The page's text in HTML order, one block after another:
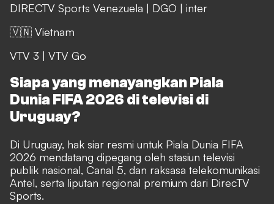
DIRECTV Sports Venezuela | DGO | inter
🇻🇳 Vietnam
VTV 3 | VTV Go
Siapa yang menayangkan Piala
Dunia FIFA 2026 di televisi di
Uruguay?
Di Uruguay, hak siar resmi untuk Piala Dunia FIFA
2026 mendatang dipegang oleh stasiun televisi
publik nasional, Canal 5, dan raksasa telekomunikasi
Antel, serta liputan regional premium dari DirecTV
Sports.